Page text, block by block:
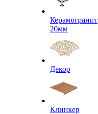
Керамогранит
20мм
Декор
Клинкер